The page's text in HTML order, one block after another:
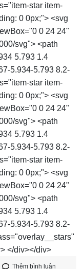
star item-
0 0px;"> <svg
0 24 24"
svg"> <path
5.793 1.4
5.934-5.793 8.2-
star item-
0 0px;"> <svg
0 24 24"
svg"> <path
5.793 1.4
5.934-5.793 8.2-
star item-
0 0px;"> <svg
0 24 24"
svg"> <path
5.793 1.4
5.934-5.793 8.2-
</div></div>
Thêm bình luận